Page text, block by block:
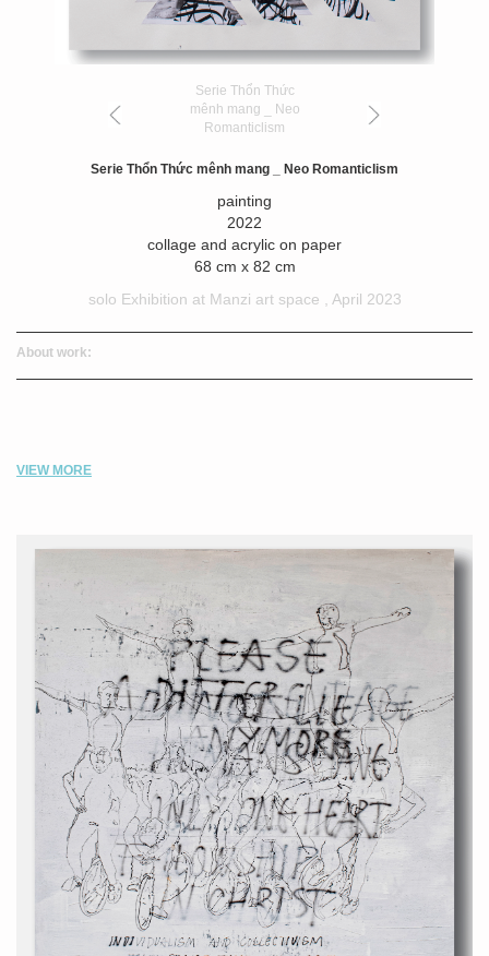
Serie Thổn Thức
mênh mang _ Neo
Romanticlism
Serie Thổn Thức mênh mang _ Neo Romanticlism
painting
2022
collage and acrylic on paper
68 cm x 82 cm
solo Exhibition at Manzi art space , April 2023
About work:
VIEW MORE